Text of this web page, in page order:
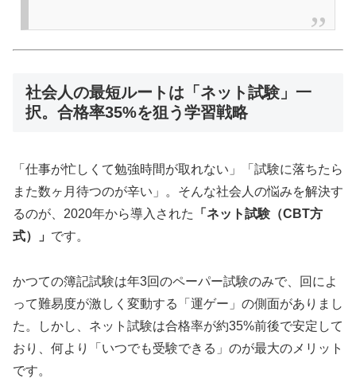
社会人の最短ルートは「ネット試験」一
択。合格率35%を狙う学習戦略
「仕事が忙しくて勉強時間が取れない」「試験に落ちたら
また数ヶ月待つのが辛い」。そんな社会人の悩みを解決す
るのが、2020年から導入された
「ネット試験（CBT方
式）」 です。
かつての簿記試験は年3回のペーパー試験のみで、回によ
って難易度が激しく変動する「運ゲー」の側面がありまし
た。しかし、ネット試験は合格率が約35%前後で安定して
おり、何より「いつでも受験できる」のが最大のメリット
です。